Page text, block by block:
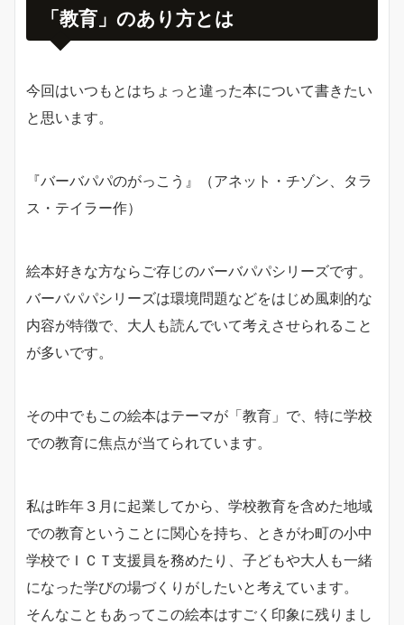
「教育」のあり方とは
今回はいつもとはちょっと違った本について書きたい
と思います。
『バーバパパのがっこう』（アネット・チゾン、タラ
ス・テイラー作）
絵本好きな方ならご存じのバーバパパシリーズです。
バーバパパシリーズは環境問題などをはじめ風刺的な
内容が特徴で、大人も読んでいて考えさせられること
が多いです。
その中でもこの絵本はテーマが「教育」で、特に学校
での教育に焦点が当てられています。
私は昨年３月に起業してから、学校教育を含めた地域
での教育ということに関心を持ち、ときがわ町の小中
学校でＩＣＴ支援員を務めたり、子どもや大人も一緒
になった学びの場づくりがしたいと考えています。
そんなこともあってこの絵本はすごく印象に残りまし